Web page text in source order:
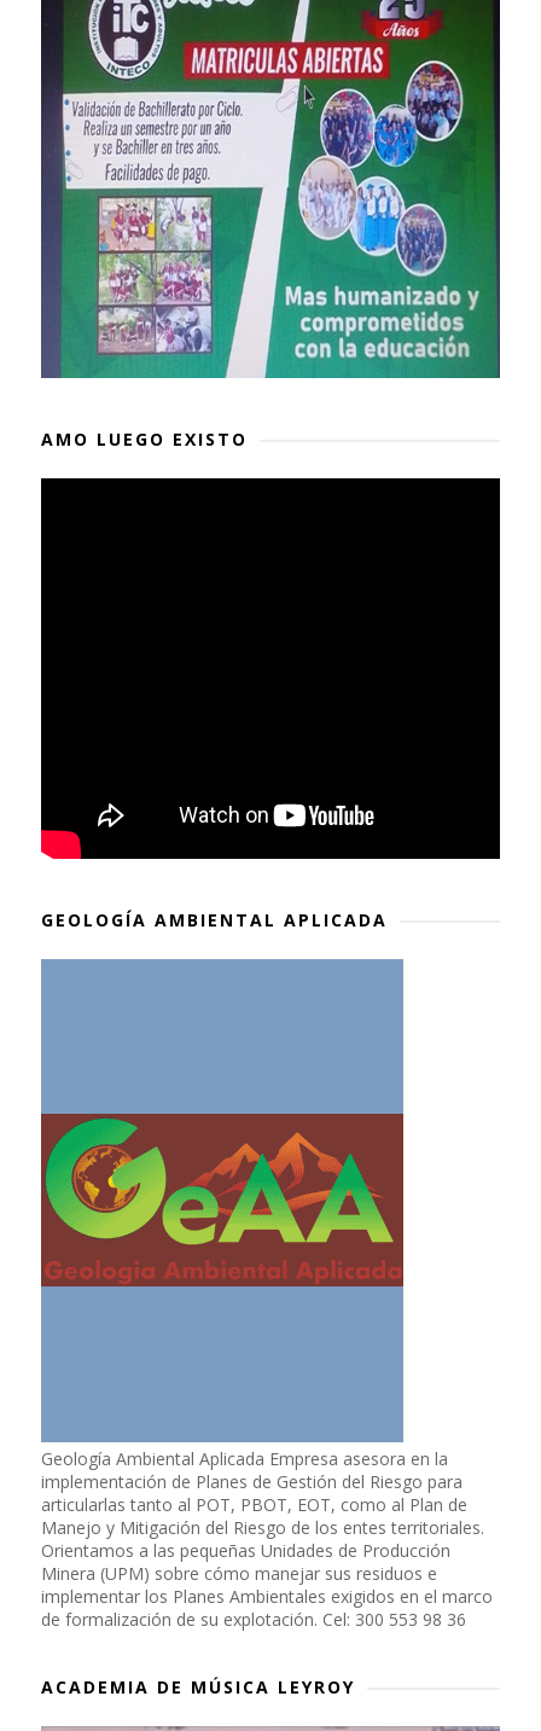
AMO LUEGO EXISTO
GEOLOGÍA AMBIENTAL APLICADA
Geología Ambiental Aplicada Empresa asesora en la
implementación de Planes de Gestión del Riesgo para
articularlas tanto al POT, PBOT, EOT, como al Plan de
Manejo y Mitigación del Riesgo de los entes territoriales.
Orientamos a las pequeñas Unidades de Producción
Minera (UPM) sobre cómo manejar sus residuos e
implementar los Planes Ambientales exigidos en el marco
de formalización de su explotación. Cel: 300 553 98 36
ACADEMIA DE MÚSICA LEYROY